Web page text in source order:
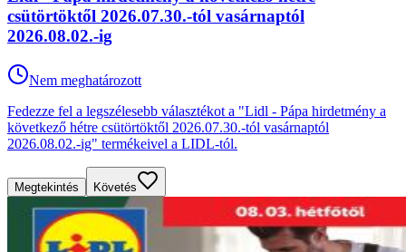
csütörtöktől 2026.07.30.-tól vasárnaptól
2026.08.02.-ig
Nem meghatározott
Fedezze fel a legszélesebb választékot a "Lidl - Pápa hirdetmény a
következő hétre csütörtöktől 2026.07.30.-tól vasárnaptól
2026.08.02.-ig" termékeivel a LIDL-tól.
Megtekintés Követés